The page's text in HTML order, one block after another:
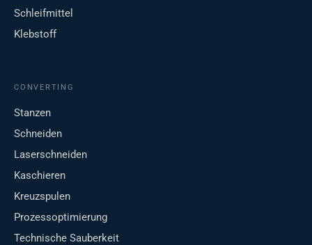
Schleifmittel
Klebstoff
CONVERTING
Stanzen
Schneiden
Laserschneiden
Kaschieren
Kreuzspulen
Prozessoptimierung
Technische Sauberkeit